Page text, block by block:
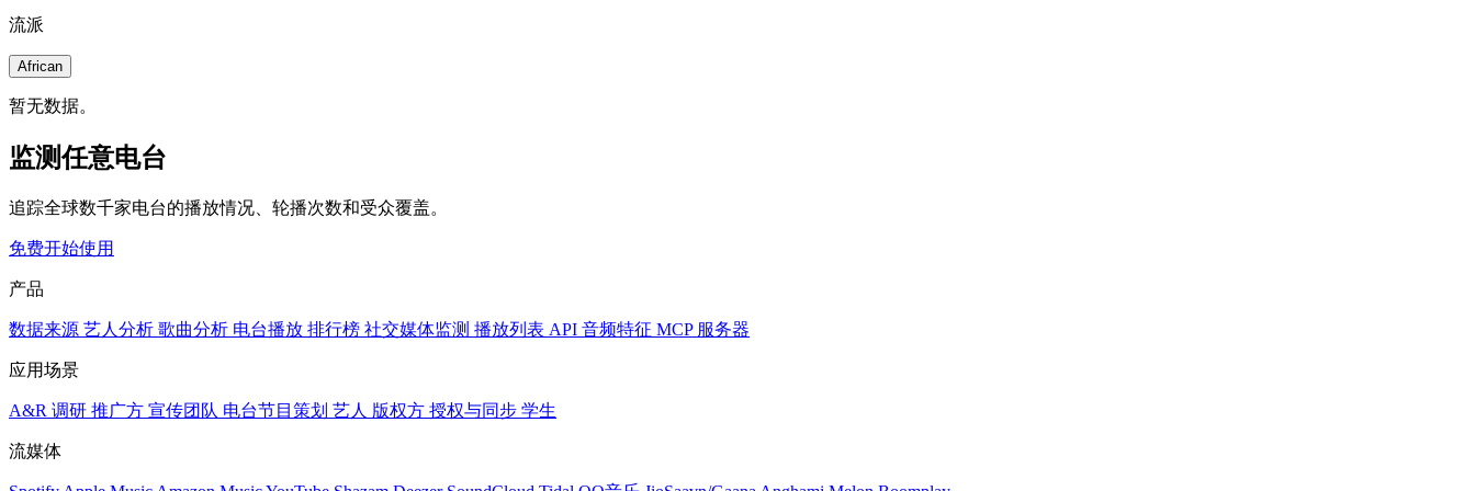
流派
African
暂无数据。
监测任意电台
追踪全球数千家电台的播放情况、轮播次数和受众覆盖。
免费开始使用
产品
数据来源 艺人分析 歌曲分析 电台播放 排行榜 社交媒体监测 播放列表 API 音频特征 MCP 服务器
应用场景
A&R 调研 推广方 宣传团队 电台节目策划 艺人 版权方 授权与同步 学生
流媒体